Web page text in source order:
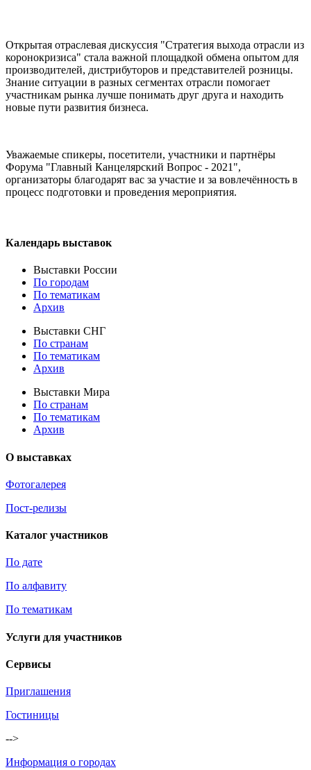
Открытая отраслевая дискуссия "Стратегия выхода отрасли из
коронокризиса" стала важной площадкой обмена опытом для
производителей, дистрибуторов и представителей розницы.
Знание ситуации в разных сегментах отрасли помогает
участникам рынка лучше понимать друг друга и находить
новые пути развития бизнеса.
Уважаемые спикеры, посетители, участники и партнёры
Форума "Главный Канцелярский Вопрос - 2021",
организаторы благодарят вас за участие и за вовлечённость в
процесс подготовки и проведения мероприятия.
Календарь выставок
Выставки России
По городам
По тематикам
Архив
Выставки СНГ
По странам
По тематикам
Архив
Выставки Мира
По странам
По тематикам
Архив
О выставках
Фотогалерея
Пост-релизы
Каталог участников
По дате
По алфавиту
По тематикам
Услуги для участников
Сервисы
Приглашения
Гостиницы
-->
Информация о городах